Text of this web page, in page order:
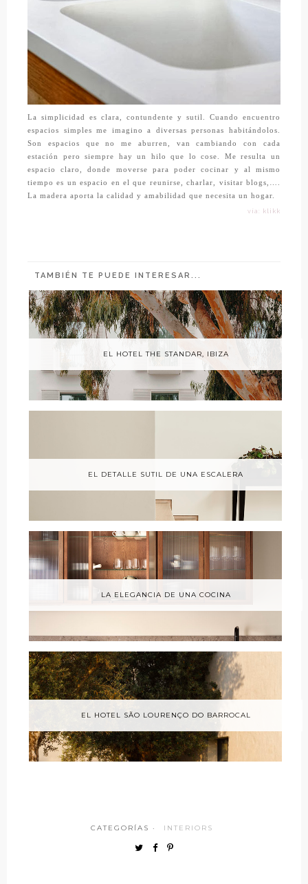
La simplicidad es clara, contundente y sutil. Cuando encuentro
espacios simples me imagino a diversas personas habitándolos.
Son espacios que no me aburren, van cambiando con cada
estación pero siempre hay un hilo que lo cose. Me resulta un
espacio claro, donde moverse para poder cocinar y al mismo
tiempo es un espacio en el que reunirse, charlar, visitar blogs,….
La madera aporta la calidad y amabilidad que necesita un hogar.
vía: klikk
TAMBIÉN TE PUEDE INTERESAR...
EL HOTEL THE STANDAR, IBIZA
EL DETALLE SUTIL DE UNA ESCALERA
LA ELEGANCIA DE UNA COCINA
EL HOTEL SÃO LOURENÇO DO BARROCAL
CATEGORÍAS · INTERIORS